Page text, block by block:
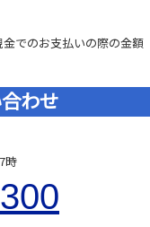
でのお支払いの際の金額
わせ
時